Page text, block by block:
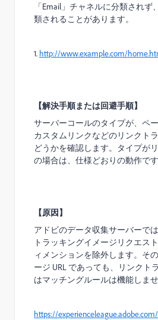
「Email」チャネルに分類され
類されることがあります。
1. http://www.example.com/
【解決手順または回避手順】
サーバーコールのタイプが、ペ
カスタムリンクなどのリンクト
どうかを確認します。タイプが
の場合は、仕様どおりの動作です
【原因】
アドビのデータ収集サーバーで
トラッキングイメージリクエス
ィメンションを除外します。その
ージ URL であっても、
リンクト
はマッチングルールは機能しませ
https://